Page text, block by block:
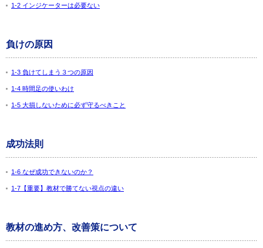
1-2 インジケーターは必要ない
負けの原因
1-3 負けてしまう３つの原因
1-4 時間足の使いわけ
1-5 大損しないために必ず守るべきこと
成功法則
1-6 なぜ成功できないのか？
1-7【重要】教材で勝てない視点の違い
教材の進め方、改善策について